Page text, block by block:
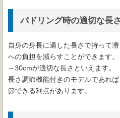
パドリング時の適切な長さ
自身の身長に適した長さで持って
への負担を減らすことができます
～30cmが適切な長さといえます。
長さ調節機能付きのモデルであれ
節できる利点があります。